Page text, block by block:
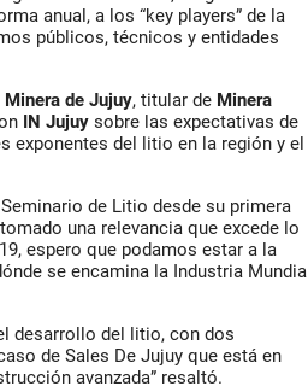
anual, a los “key players” de la
públicos, técnicos y entidades
Minera de Jujuy, titular de Minera
IN Jujuy sobre las expectativas de
exponentes del litio en la región y el
de Litio desde su primera
una relevancia que excede lo
espero que podamos estar a la
se encamina la Industria Mundial
desarrollo del litio, con dos
de Sales De Jujuy que está en
avanzada” resaltó.